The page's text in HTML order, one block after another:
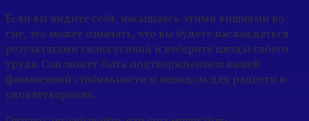
Если вы видите себя, насыщаясь этими вишнями во
сне, это может означать, что вы будете наслаждаться
результатами своих усилий и веберите плоды своего
труда. Сон может быть подтверждением вашей
финансовой стабильности и поводом для радости и
удовлетворения.